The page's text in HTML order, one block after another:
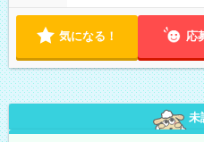
気になる！ 応
未